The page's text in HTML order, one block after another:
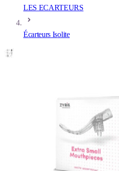
LES ECARTEURS
Écarteurs Isolite